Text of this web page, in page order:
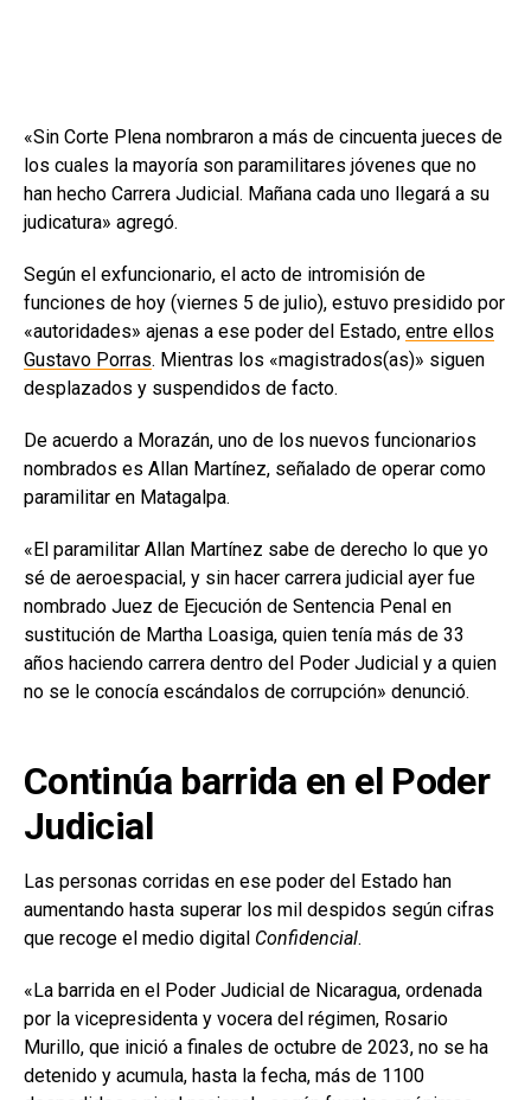
«Sin Corte Plena nombraron a más de cincuenta jueces de
los cuales la mayoría son paramilitares jóvenes que no
han hecho Carrera Judicial. Mañana cada uno llegará a su
judicatura» agregó.
Según el exfuncionario, el acto de intromisión de
funciones de hoy (viernes 5 de julio), estuvo presidido por
«autoridades» ajenas a ese poder del Estado, entre ellos
Gustavo Porras. Mientras los «magistrados(as)» siguen
desplazados y suspendidos de facto.
De acuerdo a Morazán, uno de los nuevos funcionarios
nombrados es Allan Martínez, señalado de operar como
paramilitar en Matagalpa.
«El paramilitar Allan Martínez sabe de derecho lo que yo
sé de aeroespacial, y sin hacer carrera judicial ayer fue
nombrado Juez de Ejecución de Sentencia Penal en
sustitución de Martha Loasiga, quien tenía más de 33
años haciendo carrera dentro del Poder Judicial y a quien
no se le conocía escándalos de corrupción» denunció.
Continúa barrida en el Poder
Judicial
Las personas corridas en ese poder del Estado han
aumentando hasta superar los mil despidos según cifras
que recoge el medio digital Confidencial.
«La barrida en el Poder Judicial de Nicaragua, ordenada
por la vicepresidenta y vocera del régimen, Rosario
Murillo, que inició a finales de octubre de 2023, no se ha
detenido y acumula, hasta la fecha, más de 1100